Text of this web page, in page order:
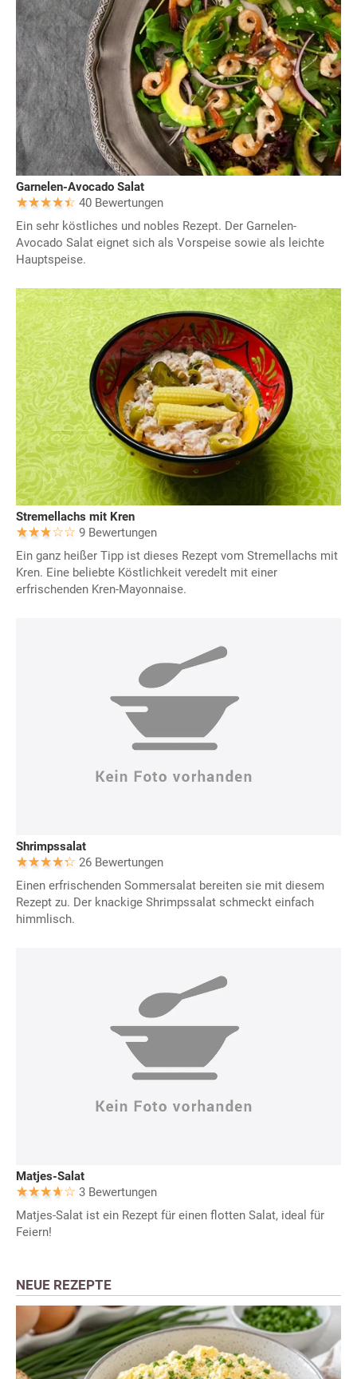
Garnelen-Avocado Salat
40 Bewertungen
Ein sehr köstliches und nobles Rezept. Der Garnelen-
Avocado Salat eignet sich als Vorspeise sowie als leichte
Hauptspeise.
Stremellachs mit Kren
9 Bewertungen
Ein ganz heißer Tipp ist dieses Rezept vom Stremellachs mit
Kren. Eine beliebte Köstlichkeit veredelt mit einer
erfrischenden Kren-Mayonnaise.
Shrimpssalat
26 Bewertungen
Einen erfrischenden Sommersalat bereiten sie mit diesem
Rezept zu. Der knackige Shrimpssalat schmeckt einfach
himmlisch.
Matjes-Salat
3 Bewertungen
Matjes-Salat ist ein Rezept für einen flotten Salat, ideal für
Feiern!
NEUE REZEPTE